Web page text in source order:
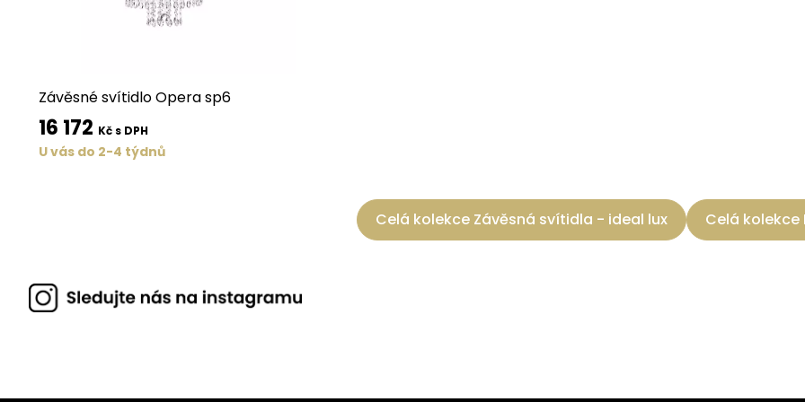
Závěsné svítidlo Opera sp6
16 172 Kč s DPH
U vás do 2-4 týdnů
Celá kolekce Závěsná svítidla - ideal lux Celá kolekce